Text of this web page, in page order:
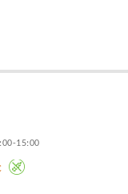
15:00